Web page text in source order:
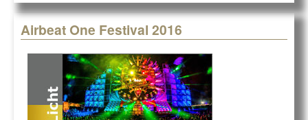
Airbeat One Festival 2016